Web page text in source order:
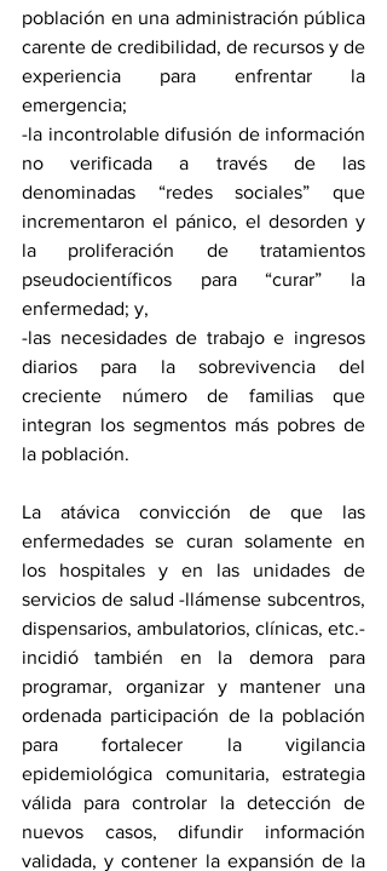
población en una administración pública
carente de credibilidad, de recursos y de
experiencia para enfrentar la
emergencia;
-la incontrolable difusión de información
no verificada a través de las
denominadas “redes sociales” que
incrementaron el pánico, el desorden y
la proliferación de tratamientos
pseudocientíficos para “curar” la
enfermedad; y,
-las necesidades de trabajo e ingresos
diarios para la sobrevivencia del
creciente número de familias que
integran los segmentos más pobres de
la población.
La atávica convicción de que las
enfermedades se curan solamente en
los hospitales y en las unidades de
servicios de salud -llámense subcentros,
dispensarios, ambulatorios, clínicas, etc.-
incidió también en la demora para
programar, organizar y mantener una
ordenada participación de la población
para fortalecer la vigilancia
epidemiológica comunitaria, estrategia
válida para controlar la detección de
nuevos casos, difundir información
validada, y contener la expansión de la